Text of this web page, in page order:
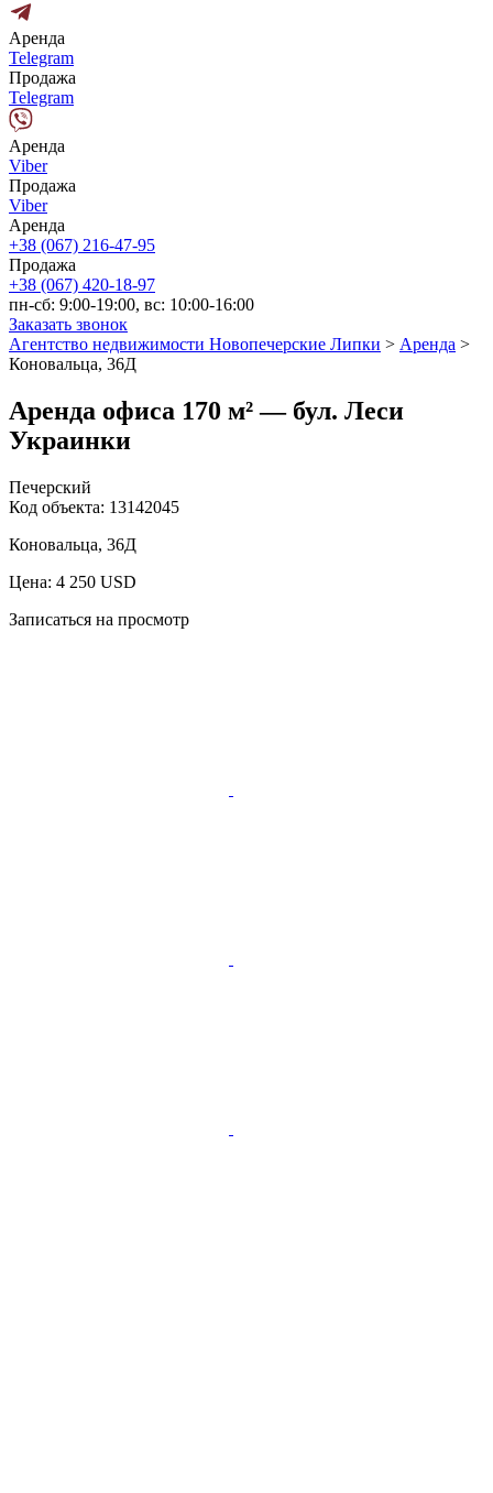
Аренда
Telegram
Продажа
Telegram
Аренда
Viber
Продажа
Viber
Аренда
+38 (067) 216-47-95
Продажа
+38 (067) 420-18-97
пн-сб: 9:00-19:00, вс: 10:00-16:00
Заказать звонок
Агентство недвижимости Новопечерские Липки > Аренда >
Коновальца, 36Д
Аренда офиса 170 м² — бул. Леси
Украинки
Печерский
Код объекта: 13142045
Коновальца, 36Д
Цена: 4 250 USD
Записаться на просмотр